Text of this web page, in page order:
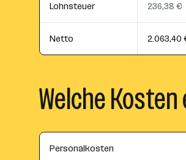
Lohnsteuer 236,38 €
Netto 2.063,40
Welche
Personalkosten